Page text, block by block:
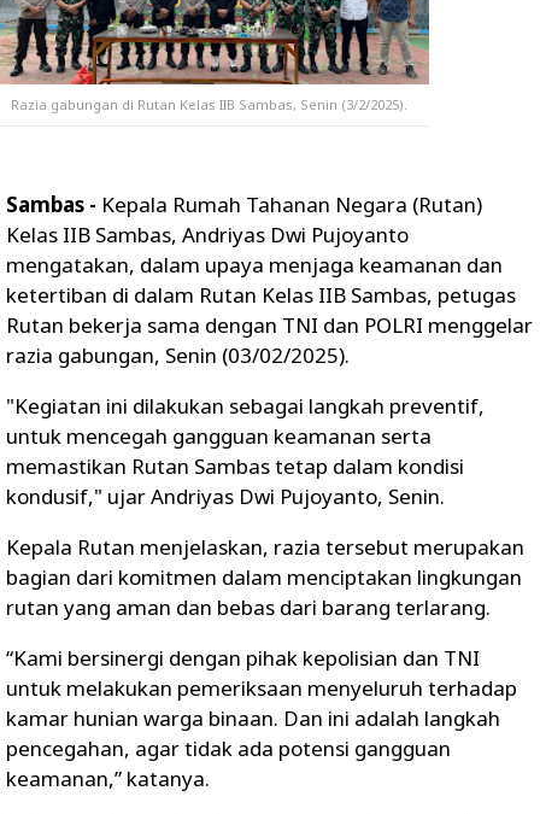
Razia gabungan di Rutan Kelas IIB Sambas, Senin (3/2/2025).
Sambas - Kepala Rumah Tahanan Negara (Rutan)
Kelas IIB Sambas, Andriyas Dwi Pujoyanto
mengatakan, dalam upaya menjaga keamanan dan
ketertiban di dalam Rutan Kelas IIB Sambas, petugas
Rutan bekerja sama dengan TNI dan POLRI menggelar
razia gabungan, Senin (03/02/2025).
"Kegiatan ini dilakukan sebagai langkah preventif,
untuk mencegah gangguan keamanan serta
memastikan Rutan Sambas tetap dalam kondisi
kondusif," ujar Andriyas Dwi Pujoyanto, Senin.
Kepala Rutan menjelaskan, razia tersebut merupakan
bagian dari komitmen dalam menciptakan lingkungan
rutan yang aman dan bebas dari barang terlarang.
“Kami bersinergi dengan pihak kepolisian dan TNI
untuk melakukan pemeriksaan menyeluruh terhadap
kamar hunian warga binaan. Dan ini adalah langkah
pencegahan, agar tidak ada potensi gangguan
keamanan,” katanya.